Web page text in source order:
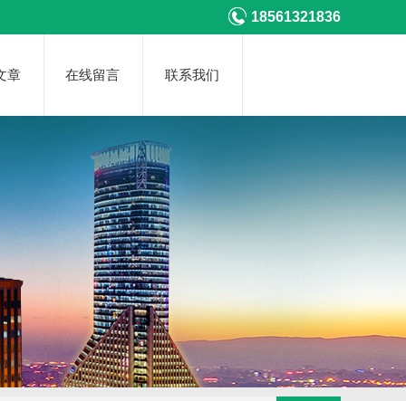
18561321836
章 在线留言 联系我们